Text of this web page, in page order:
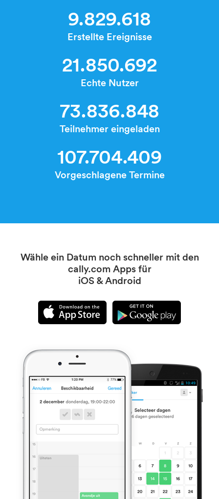
9.829.618
Erstellte Ereignisse
21.850.692
Echte Nutzer
73.836.848
Teilnehmer eingeladen
107.704.409
Vorgeschlagene Termine
Wähle ein Datum noch schneller mit den
cally.com Apps für
iOS & Android